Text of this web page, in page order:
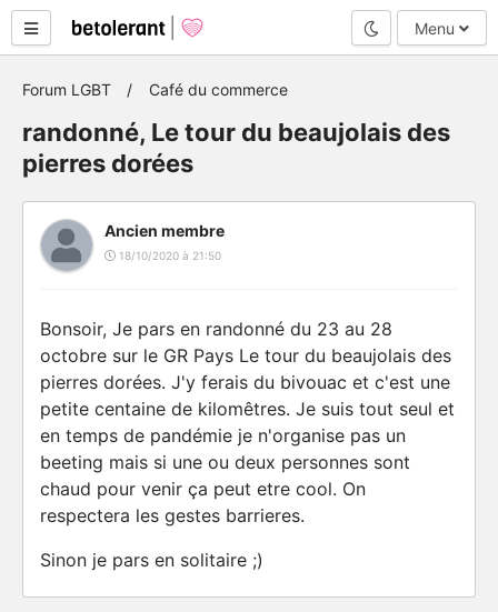
Mode nuit
Menu
Forum LGBT Café du commerce
randonné, Le tour du beaujolais des
pierres dorées
Ancien membre
18/10/2020 à 21:50
Bonsoir, Je pars en randonné du 23 au 28
octobre sur le GR Pays Le tour du beaujolais des
pierres dorées. J'y ferais du bivouac et c'est une
petite centaine de kilomêtres. Je suis tout seul et
en temps de pandémie je n'organise pas un
beeting mais si une ou deux personnes sont
chaud pour venir ça peut etre cool. On
respectera les gestes barrieres.
Sinon je pars en solitaire ;)